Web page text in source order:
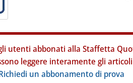
utenti abbonati alla Staffetta
leggere interamente gli
un abbonamento di prova